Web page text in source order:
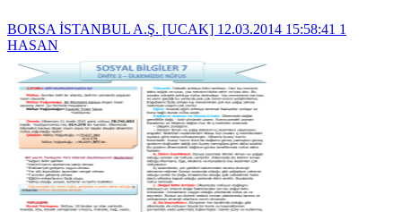
BORSA İSTANBUL A.Ş. [UCAK] 12.03.2014 15:58:41 1
HASAN